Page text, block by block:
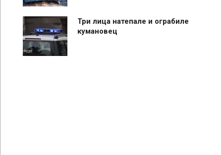
Три лица натепале и ограбиле
кумановец